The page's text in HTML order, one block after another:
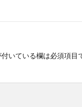
付いている欄は必須項目